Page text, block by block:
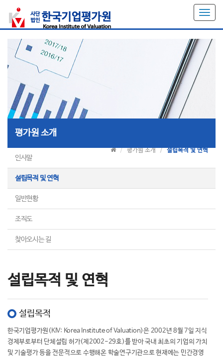
T
o
l
o
평가원 소개 설립목적 및 연혁
평가원 소개
인사말
설립목적 및 연혁
일반현황
조직도
찾아오시는 길
설립목적 및 연혁
설립목적
한국기업평가원(KIV: Korea Institute of Valuation)은 2002년 8월 7일 지식
경제부로부터 단체설립 허가(제2002-29호)를 받아 국내 최초의 기업의 가치
및 기술평가 등을 전문적으로 수행해온 학술연구기관으로 현재에는 민간경영